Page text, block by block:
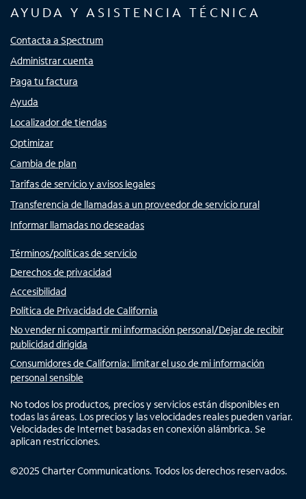
AYUDA Y ASISTENCIA TÉCNICA
Contacta a Spectrum
Administrar cuenta
Paga tu factura
Ayuda
Localizador de tiendas
Optimizar
Cambia de plan
Tarifas de servicio y avisos legales
Transferencia de llamadas a un proveedor de servicio rural
Informar llamadas no deseadas
Términos/políticas de servicio
Derechos de privacidad
Accesibilidad
Política de Privacidad de California
No vender ni compartir mi información personal/Dejar de recibir
publicidad dirigida
Consumidores de California: limitar el uso de mi información
personal sensible
No todos los productos, precios y servicios están disponibles en
todas las áreas. Los precios y las velocidades reales pueden variar.
Velocidades de Internet basadas en conexión alámbrica. Se
aplican restricciones.
©2025 Charter Communications. Todos los derechos reservados.